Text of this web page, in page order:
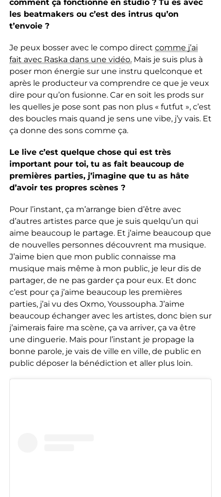
comment ça fonctionne en studio ? Tu es avec
les beatmakers ou c’est des intrus qu’on
t’envoie ?
Je peux bosser avec le compo direct comme j’ai
fait avec Raska dans une vidéo.Mais je suis plus à
poser mon énergie sur une instru quelconque et
après le producteur va comprendre ce que je veux
dire pour qu’on fusionne. Car en soit les prods sur
les quelles je pose sont pas non plus « futfut », c’est
des boucles mais quand je sens une vibe, j’y vais. Et
ça donne des sons comme ça.
Le live c’est quelque chose qui est très
important pour toi, tu as fait beaucoup de
premières parties, j’imagine que tu as hâte
d’avoir tes propres scènes ?
Pour l’instant, ça m’arrange bien d’être avec
d’autres artistes parce que je suis quelqu’un qui
aime beaucoup le partage. Et j’aime beaucoup que
de nouvelles personnes découvrent ma musique.
J’aime bien que mon public connaisse ma
musique mais même à mon public, je leur dis de
partager, de ne pas garder ça pour eux. Et donc
c’est pour ça j’aime beaucoup les premières
parties, j’ai vu des Oxmo, Youssoupha. J’aime
beaucoup échanger avec les artistes, donc bien sur
j’aimerais faire ma scène, ça va arriver, ça va être
une dinguerie. Mais pour l’instant je propage la
bonne parole, je vais de ville en ville, de public en
public déposer la bénédiction et aller plus loin.